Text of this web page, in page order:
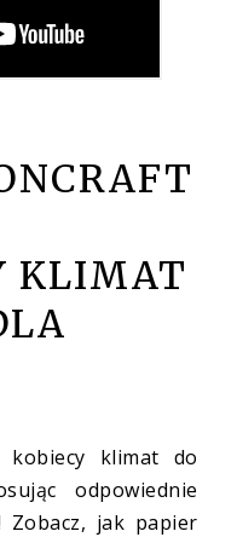
KLIMAT
kobiecy klimat do
odpowiednie
Zobacz, jak papier